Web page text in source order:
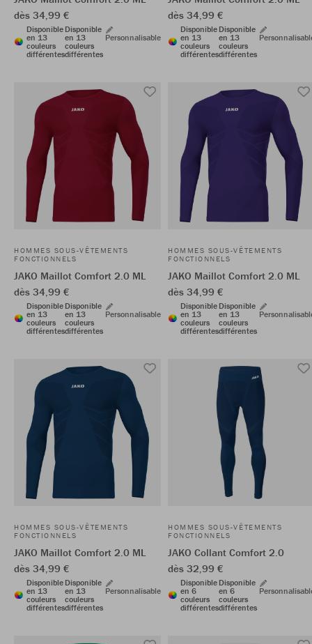
dès 34,99 €
Disponible
en 13
couleurs
différentes
Disponible
en 13
couleurs
différentes
Personnalisable
dès 34,99 €
Disponible
en 13
couleurs
différentes
Disponible
en 13
couleurs
différentes
HOMMES SOUS-VÊTEMENTS
FONCTIONNELS
JAKO Maillot Comfort 2.0 ML
dès 34,99 €
Disponible
en 13
couleurs
différentes
Disponible
en 13
couleurs
différentes
Personnalisable
HOMMES SOUS-VÊTEMENTS
FONCTIONNELS
JAKO Maillot Comfort 2.0 ML
dès 34,99 €
Disponible
en 13
couleurs
différentes
Disponible
en 13
couleurs
différentes
HOMMES SOUS-VÊTEMENTS
FONCTIONNELS
JAKO Maillot Comfort 2.0 ML
dès 34,99 €
Disponible
en 13
couleurs
différentes
Disponible
en 13
couleurs
différentes
Personnalisable
HOMMES SOUS-VÊTEMENTS
FONCTIONNELS
JAKO Collant Comfort 2.0
dès 32,99 €
Disponible
en 6
couleurs
différentes
Disponible
en 6
couleurs
différentes